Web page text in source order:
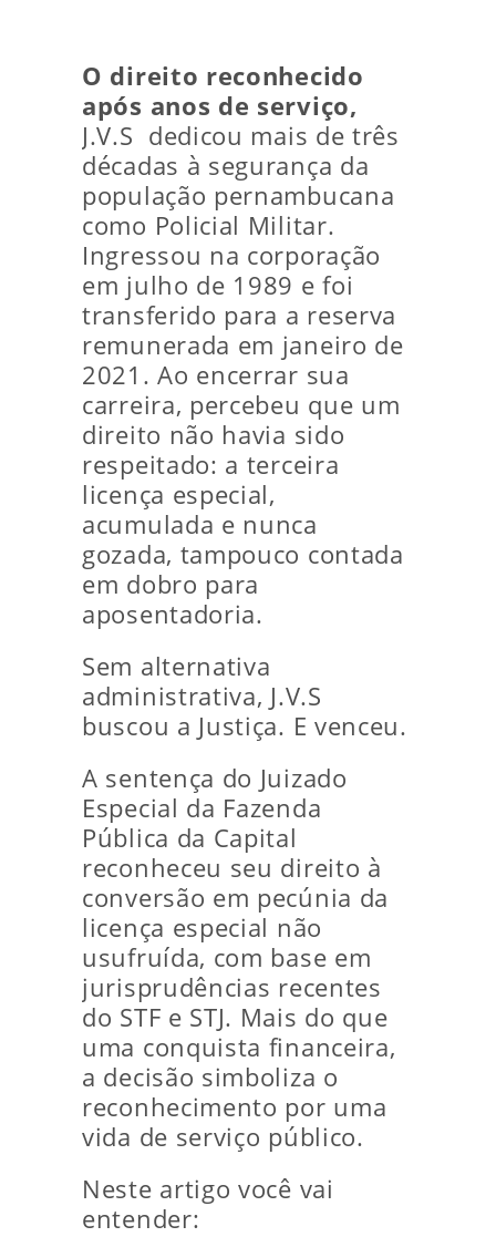
O direito reconhecido
após anos de serviço,
J.V.S dedicou mais de três
décadas à segurança da
população pernambucana
como Policial Militar.
Ingressou na corporação
em julho de 1989 e foi
transferido para a reserva
remunerada em janeiro de
2021. Ao encerrar sua
carreira, percebeu que um
direito não havia sido
respeitado: a terceira
licença especial,
acumulada e nunca
gozada, tampouco contada
em dobro para
aposentadoria.
Sem alternativa
administrativa, J.V.S
buscou a Justiça. E venceu.
A sentença do Juizado
Especial da Fazenda
Pública da Capital
reconheceu seu direito à
conversão em pecúnia da
licença especial não
usufruída, com base em
jurisprudências recentes
do STF e STJ. Mais do que
uma conquista financeira,
a decisão simboliza o
reconhecimento por uma
vida de serviço público.
Neste artigo você vai
entender: